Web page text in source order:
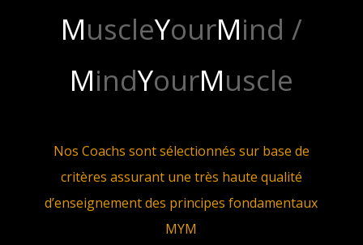
MuscleYourMind /
MindYourMuscle
Nos Coachs sont sélectionnés sur base de
critères assurant une très haute qualité
d’enseignement des principes fondamentaux
MYM